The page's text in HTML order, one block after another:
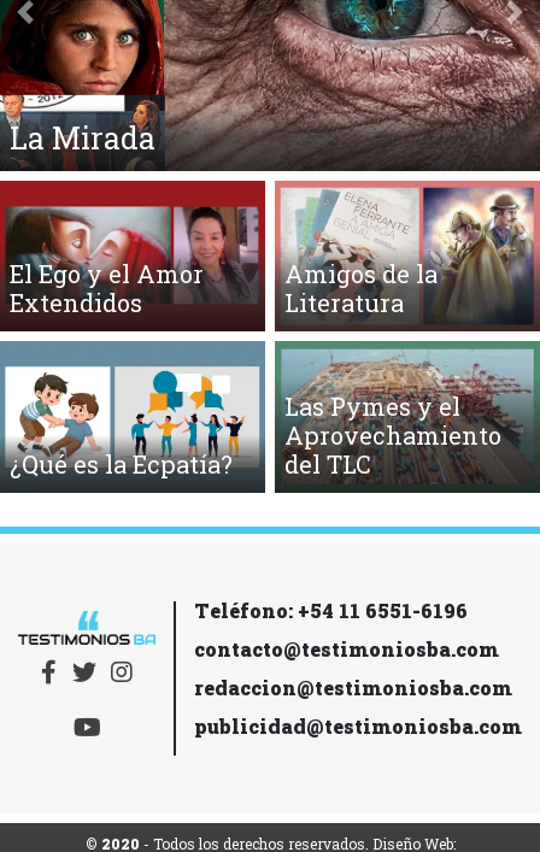
La Mirada
Anterior
El Ego y el Amor
Extendidos
Amigos de la
Literatura
¿Qué es la Ecpatía?
Las Pymes y el
Aprovechamiento
del TLC
Teléfono: +54 11 6551-6196
contacto@testimoniosba.com
redaccion@testimoniosba.com
publicidad@testimoniosba.com
© 2020 - Todos los derechos reservados. Diseño Web: